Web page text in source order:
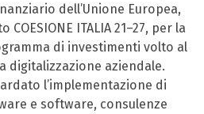
dell’Unione Europea,
ITALIA 21–27, per la
di investimenti volto al
digitalizzazione aziendale.
l’implementazione di
e software, consulenze